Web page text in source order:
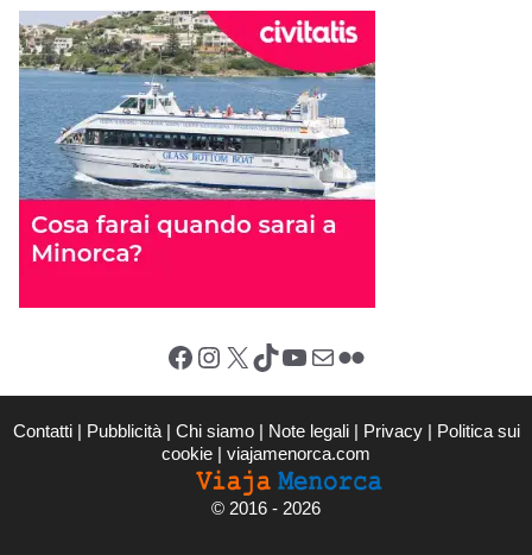
Facebook Instagram X (Twitter) TikTok YouTube Email Flickr
Contatti | Pubblicità | Chi siamo | Note legali | Privacy | Politica sui
cookie | viajamenorca.com
© 2016 - 2026